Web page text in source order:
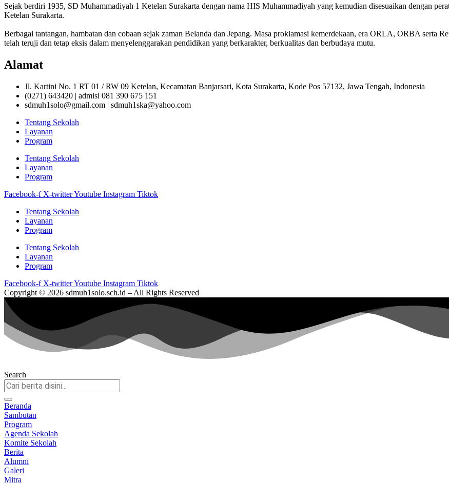
Sejak berdiri 1935, SD Muhammadiyah 1 Ketelan Surakarta dengan nama HIS Muhammadiyah yang kemudian disesuaikan dengan
Ketelan Surakarta.
Berbagai tantangan, hambatan dan cobaan sejak zaman Belanda dan Jepang. Masa proklamasi kemerdekaan, era ORLA, ORBA serta
telah teruji dan tetap eksis dalam menyelenggarakan pendidikan yang berkarakter, berkualitas dan berbudaya mutu.
Alamat
Jl. Kartini No. 1 RT 01 / RW 09 Ketelan, Kecamatan Banjarsari, Kota Surakarta, Kode Pos 57132, Jawa Tengah, Indonesia
(0271) 643420 | admisi 081 390 675 151
sdmuh1solo@gmail.com | sdmuh1ska@yahoo.com
Tentang Sekolah
Layanan
Program
Tentang Sekolah
Layanan
Program
Facebook-f X-twitterYoutube Instagram Tiktok
Tentang Sekolah
Layanan
Program
Tentang Sekolah
Layanan
Program
Facebook-f X-twitterYoutube Instagram Tiktok
Copyright © 2026 sdmuh1solo.sch.id – All Rights Reserved
Search
Beranda
Sambutan
Program
Agenda Sekolah
Komite Sekolah
Berita
Alumni
Galeri
Mitra